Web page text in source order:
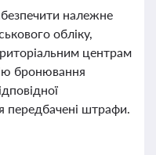
належне
обліку,
центрам
бронювання
передбачені штрафи.